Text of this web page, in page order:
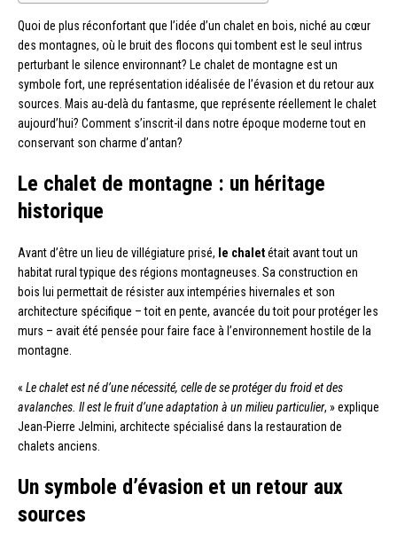
Quoi de plus réconfortant que l’idée d’un chalet en bois, niché au cœur
des montagnes, où le bruit des flocons qui tombent est le seul intrus
perturbant le silence environnant? Le chalet de montagne est un
symbole fort, une représentation idéalisée de l’évasion et du retour aux
sources. Mais au-delà du fantasme, que représente réellement le chalet
aujourd’hui? Comment s’inscrit-il dans notre époque moderne tout en
conservant son charme d’antan?
Le chalet de montagne : un héritage
historique
Avant d’être un lieu de villégiature prisé, le chaletétait avant tout un
habitat rural typique des régions montagneuses. Sa construction en
bois lui permettait de résister aux intempéries hivernales et son
architecture spécifique – toit en pente, avancée du toit pour protéger les
murs – avait été pensée pour faire face à l’environnement hostile de la
montagne.
« Le chalet est né d’une nécessité, celle de se protéger du froid et des
avalanches. Il est le fruit d’une adaptation à un milieu particulier, » explique
Jean-Pierre Jelmini, architecte spécialisé dans la restauration de
chalets anciens.
Un symbole d’évasion et un retour aux
sources